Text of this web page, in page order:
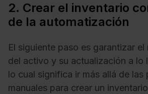
2. Crear el inventario
de la automatización
El siguiente paso es garantizar
del activo y su actualización a lo
lo cual significa ir más allá de las
manuales para crear un